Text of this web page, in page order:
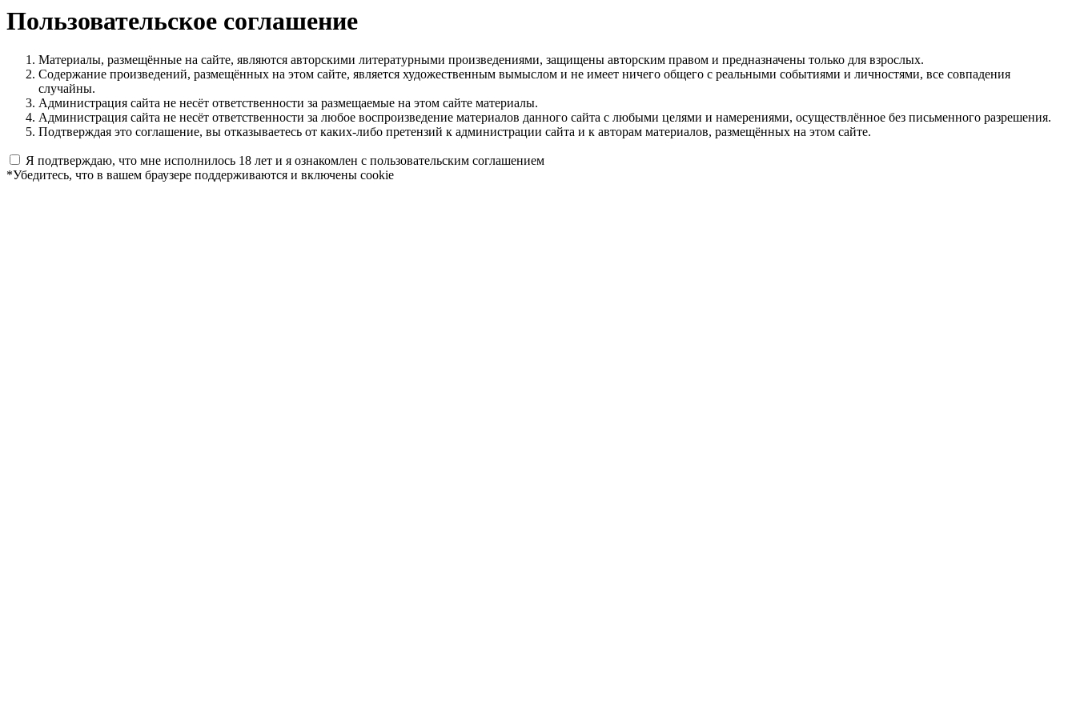
Пользовательское соглашение
Материалы, размещённые на сайте, являются авторскими литературными произведениями, защищены авторским правом и предназначены только для взрослых.
Содержание произведений, размещённых на этом сайте, является художественным вымыслом и не имеет ничего общего с реальными событиями и личностями, все совпадения
случайны.
Администрация сайта не несёт ответственности за размещаемые на этом сайте материалы.
Администрация сайта не несёт ответственности за любое воспроизведение материалов данного сайта с любыми целями и намерениями, осуществлённое без письменного разрешения.
Подтверждая это соглашение, вы отказываетесь от каких-либо претензий к администрации сайта и к авторам материалов, размещённых на этом сайте.
Я подтверждаю, что мне исполнилось 18 лет и я ознакомлен с пользовательским соглашением
*Убедитесь, что в вашем браузере поддерживаются и включены cookie